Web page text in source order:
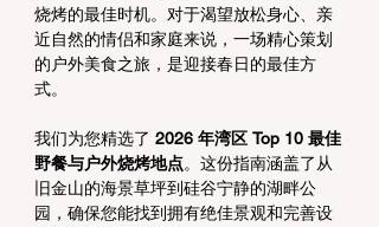
烧烤的最佳时机。对于渴望放松身心、亲
近自然的情侣和家庭来说，一场精心策划
的户外美食之旅，是迎接春日的最佳方
式。
我们为您精选了 2026 年湾区 Top 10 最佳
野餐与户外烧烤地点。这份指南涵盖了从
旧金山的海景草坪到硅谷宁静的湖畔公
园，确保您能找到拥有绝佳景观和完善设